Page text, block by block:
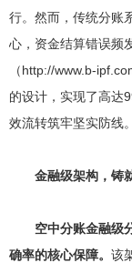
行。然而，传统分账
心，资金结算错误频
（http://www.b-
的设计，实现了高达
效流转筑牢坚实防线。
金融级架构，铸
空中分账金融级
确率的核心保障。 该